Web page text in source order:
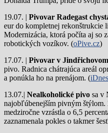
19.07. | Pivovar Radegast
eur do kompletnej rekonštrukcie
Modernizácia, ktorá počíta aj so
robotických vozíkov. (oPive.cz)
17.07. | Pivovar v
pivo. Radnica chátrajúca areál
a ponúkla ho na prenájom. (iDnes
13.07.| Nealkoholické pivo sa v
najobľúbenejším pivným
medziročne vzrástla o 6,5
zaznamenala pokles o takmer